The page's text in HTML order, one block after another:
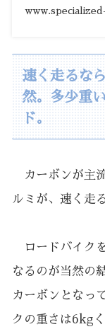
速く走るな
然。多少重
ド。
カーボンが主
ルミが、速く走
ロードバイク
なるのが当然の
カーボンとなっ
クの重さは6kg